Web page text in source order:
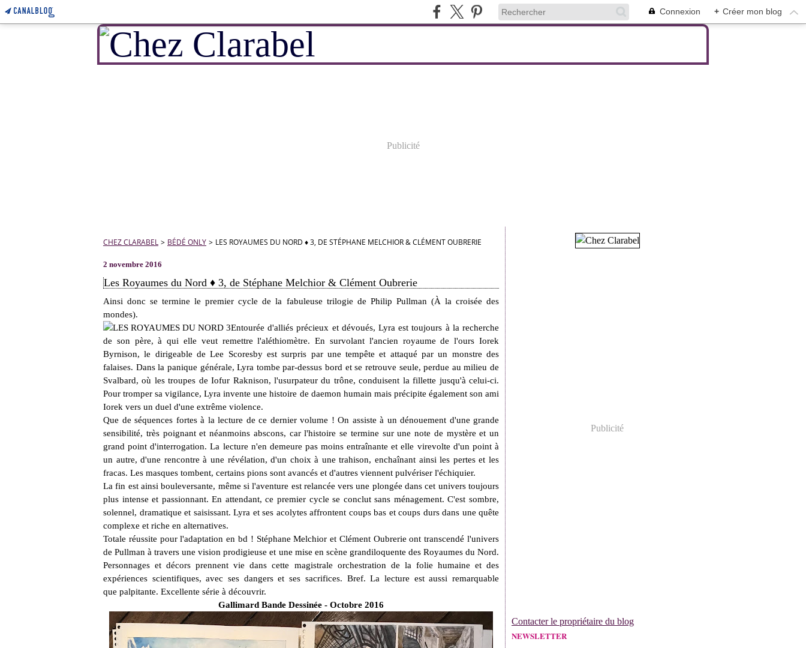
Connexion + Créer mon blog
Publicité
CHEZ CLARABEL > BÉDÉ ONLY > LES ROYAUMES DU NORD ♦ 3, DE STÉPHANE MELCHIOR & CLÉMENT OUBRERIE
2 novembre 2016
Les Royaumes du Nord ♦ 3, de Stéphane Melchior & Clément Oubrerie
Ainsi donc se termine le premier cycle de la fabuleuse trilogie de Philip Pullman (À la croisée des
mondes).
Entourée d'alliés précieux et dévoués, Lyra est toujours à la recherche
de son père, à qui elle veut remettre l'aléthiomètre. En survolant l'ancien royaume de l'oursIorek
Byrnison, le dirigeable de Lee Scoresby est surpris par une tempête et attaqué par un monstre des
falaises. Dans la panique générale, Lyra tombe par-dessus bord et se retrouve seule, perdue au milieu de
Svalbard, où les troupes de Iofur Raknison, l'usurpateur du trône, conduisent la fillette jusqu'à celui-ci.
Pour tromper sa vigilance, Lyra invente une histoire de daemon humain mais précipite également son ami
Iorek vers un duel d'une extrême violence.
Que de séquences fortes à la lecture de ce dernier volume ! On assiste à un dénouement d'une grande
sensibilité, très poignant et néanmoins abscons, car l'histoire se termine sur une note de mystère et un
grand point d'interrogation. La lecture n'en demeure pas moins entraînante et elle virevolte d'un point à
un autre, d'une rencontre à une révélation, d'un choix à une trahison, enchaînant ainsi les pertes et les
fracas. Les masques tombent, certains pions sont avancés et d'autres viennent pulvériser l'échiquier.
La fin est ainsi bouleversante, même si l'aventure est relancée vers une plongée dans cet univers toujours
plus intense et passionnant. En attendant, ce premier cycle se conclut sans ménagement. C'est sombre,
solennel, dramatique et saisissant. Lyra et ses acolytes affrontent coups bas et coups durs dans une quête
complexe et riche en alternatives.
Totale réussite pour l'adaptation en bd ! Stéphane Melchior et Clément Oubrerie ont transcendé l'univers
de Pullman à travers une vision prodigieuse et une mise en scène grandiloquente des Royaumes du Nord.
Personnages et décors prennent vie dans cette magistrale orchestration de la folie humaine et des
expériences scientifiques, avec ses dangers et ses sacrifices. Bref. La lecture est aussi remarquable
que palpitante. Excellente série à découvrir.
Gallimard Bande Dessinée - Octobre 2016
Publicité
Contacter le propriétaire du blog
NEWSLETTER